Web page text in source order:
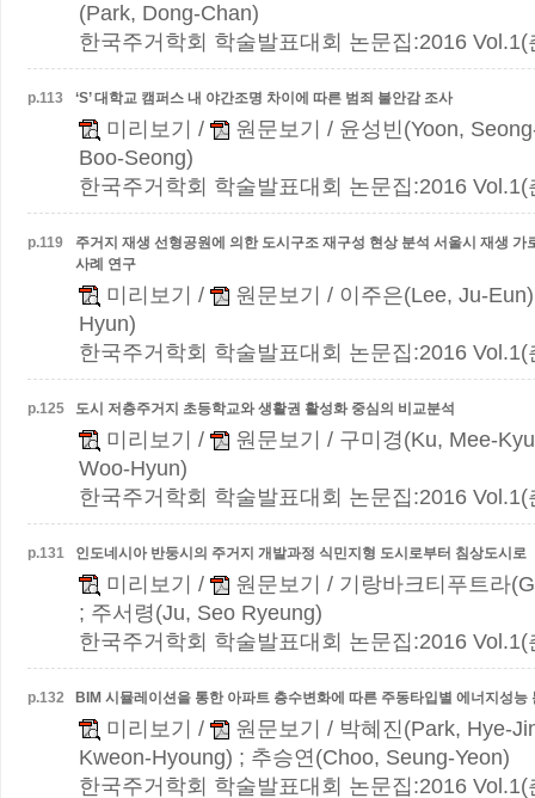
(Park, Dong-Chan)
한국주거학회 학술발표대회 논문집:2016
p.113 ‘S’ 대학교 캠퍼스 내 야간조명 차이에 따른 범죄 불안감 조사
미리보기 / 원문보기
/ 윤성빈(Yoon,
Boo-Seong)
한국주거학회 학술발표대회 논문집:2016
p.119 주거지 재생 선형공원에 의한 도시구조 재구성 현상 분석 서울시 재생 가
사례 연구
미리보기 / 원문보기
/ 이주은(Lee, Ju-
Hyun)
한국주거학회 학술발표대회 논문집:2016
p.125 도시 저층주거지 초등학교와 생활권 활성화 중심의 비교분석
미리보기 / 원문보기
/ 구미경(Ku, Mee-
Woo-Hyun)
한국주거학회 학술발표대회 논문집:2016
p.131 인도네시아 반둥시의 주거지 개발과정 식민지형 도시로부터 침상도시로
미리보기 / 원문보기
/ 기랑바크티푸트라
; 주서령(Ju, Seo Ryeung)
한국주거학회 학술발표대회 논문집:2016
p.132 BIM 시뮬레이션을 통한 아파트 층수변화에 따른 주동타입별 에너지성능
미리보기 / 원문보기
/ 박혜진(Park, Hye-
Kweon-Hyoung) ; 추승연(Choo, Seung-Yeon)
한국주거학회 학술발표대회 논문집:2016